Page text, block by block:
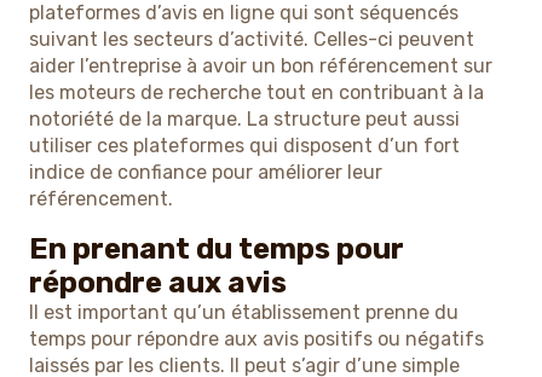
plateformes d’avis en ligne qui sont séquencés
suivant les secteurs d’activité. Celles-ci peuvent
aider l’entreprise à avoir un bon référencement sur
les moteurs de recherche tout en contribuant à la
notoriété de la marque. La structure peut aussi
utiliser ces plateformes qui disposent d’un fort
indice de confiance pour améliorer leur
référencement.
En prenant du temps pour
répondre aux avis
Il est important qu’un établissement prenne du
temps pour répondre aux avis positifs ou négatifs
laissés par les clients. Il peut s’agir d’une simple